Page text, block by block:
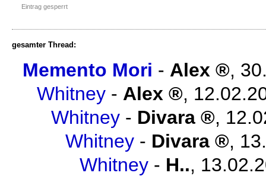
Eintrag gesperrt
gesamter Thread:
Memento Mori - Alex ,
Whitney - Alex ,
Whitney - Divara ,
Whitney - Divara ,
Whitney - H..,